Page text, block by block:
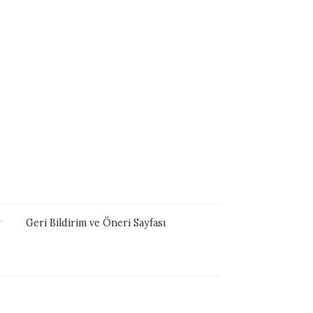
Geri Bildirim ve Öneri Sayfası